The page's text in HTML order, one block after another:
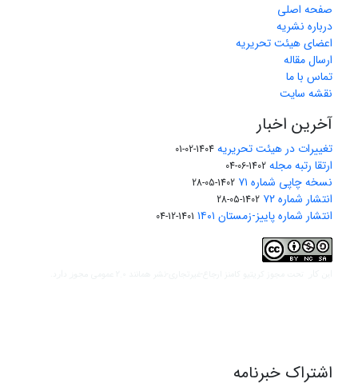
صفحه اصلی
درباره نشریه
اعضای هیئت تحریریه
ارسال مقاله
تماس با ما
نقشه سایت
آخرین اخبار
تغییرات در هیئت تحریریه 1404-02-01
ارتقا رتبه مجله 1402-06-04
نسخه چاپی شماره ۷۱ 1402-05-28
انتشار شماره ۷۲ 1402-05-28
انتشار شماره پاییز-زمستان ۱۴۰۱ 1401-12-04
اشتراک خبرنامه